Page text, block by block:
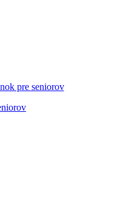
pre seniorov